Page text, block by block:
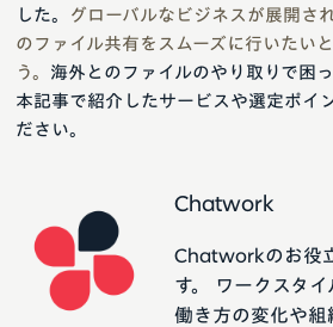
した。
グローバルなビジネスが展開さ
のファイル共有をスムーズに行いたい
う。 海外とのファイルのやり取りで困
本記事で紹介したサービスや選定ポイ
ださい。
Chatwork
Chatworkのお役
す。 ワークスタイ
働き方の変化や組